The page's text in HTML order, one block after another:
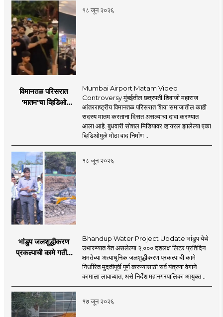
१८ जून २०२६
विमानतळ परिसरात
'मातम'चा व्हिडिओ
Mumbai Airport Matam Video
Controversy मुंबईतील छत्रपती शिवाजी महाराज
आंतरराष्ट्रीय विमानतळ परिसरात शिया समाजातील काही
सदस्य मातम करताना दिसत असल्याचा दावा करण्यात
आला आहे. बुधवारी सोशल मिडियावर व्हायरल झालेल्या एका
व्हिडिओमुळे मोठा वाद निर्माण ..
१८ जून २०२६
भांडुप जलशुद्धीकरण
प्रकल्पाची कामे गतीने
Bhandup Water Project Update भांडुप येथे
उभारण्यात येत असलेल्या २,००० दशलक्ष लिटर प्रतिदिन
क्षमतेच्या अत्याधुनिक जलशुद्धीकरण प्रकल्पाची कामे
निर्धारित मुदतीपूर्वी पूर्ण करण्यासाठी सर्व यंत्रणा वेगाने
कामाला लावाव्यात, असे निर्देश महानगरपालिका आयुक्त ..
१७ जून २०२६